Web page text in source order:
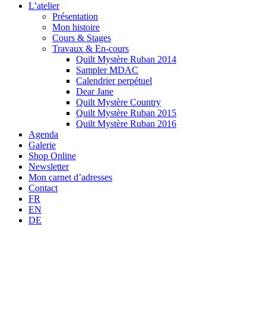
L’atelier
Présentation
Mon histoire
Cours & Stages
Travaux & En-cours
Quilt Mystère Ruban 2014
Sampler MDAC
Calendrier perpétuel
Dear Jane
Quilt Mystère Country
Quilt Mystère Ruban 2015
Quilt Mystère Ruban 2016
Agenda
Galerie
Shop Online
Newsletter
Mon carnet d’adresses
Contact
FR
EN
DE